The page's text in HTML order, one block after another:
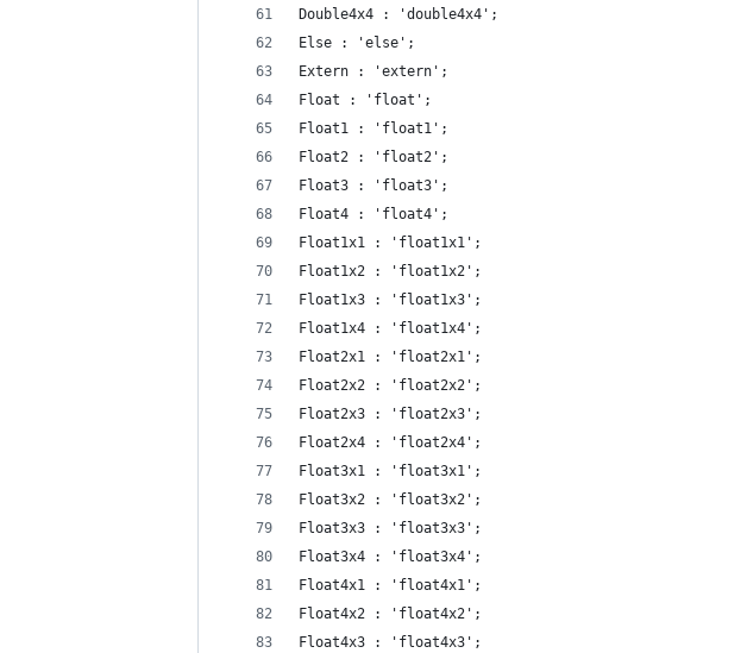
Double4x4 : 'double4x4';
Else : 'else';
Extern : 'extern';
Float : 'float';
Float1 : 'float1';
Float2 : 'float2';
Float3 : 'float3';
Float4 : 'float4';
Float1x1 : 'float1x1';
Float1x2 : 'float1x2';
Float1x3 : 'float1x3';
Float1x4 : 'float1x4';
Float2x1 : 'float2x1';
Float2x2 : 'float2x2';
Float2x3 : 'float2x3';
Float2x4 : 'float2x4';
Float3x1 : 'float3x1';
Float3x2 : 'float3x2';
Float3x3 : 'float3x3';
Float3x4 : 'float3x4';
Float4x1 : 'float4x1';
Float4x2 : 'float4x2';
Float4x3 : 'float4x3';